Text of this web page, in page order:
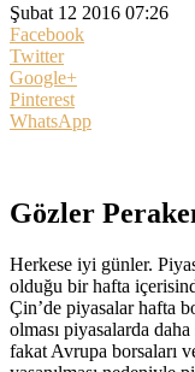
Şubat 12 2016 07:26
Facebook
Twitter
Google+
Pinterest
WhatsApp
Gözler
Herkese iyi günler.
olduğu bir hafta
Çin’de piyasalar hafta
olması piyasalarda daha
fakat Avrupa borsaları